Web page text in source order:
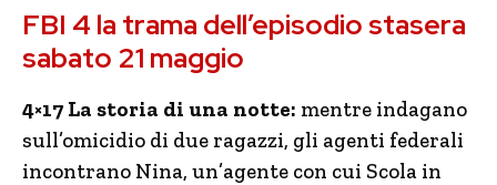
FBI 4 la trama dell’episodio stasera
sabato 21 maggio
4×17 La storia di una notte: mentre indagano
sull’omicidio di due ragazzi, gli agenti federali
incontrano Nina, un’agente con cui Scola in